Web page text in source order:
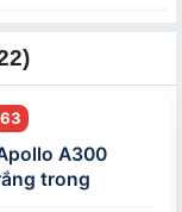
A300
trong